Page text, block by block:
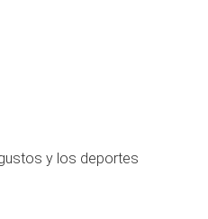
y los deportes